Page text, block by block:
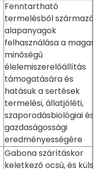
Fenntartható
termelésből származó
alapanyagok
felhasználása a magas
minőségű
élelemiszerelőállítás
támogatására és
hatásuk a sertések
termelési, állatjóléti,
szaporodásbiológiai és
gazdaságossági
eredményességére
Gabona szárításkor
keletkező ocsú, és